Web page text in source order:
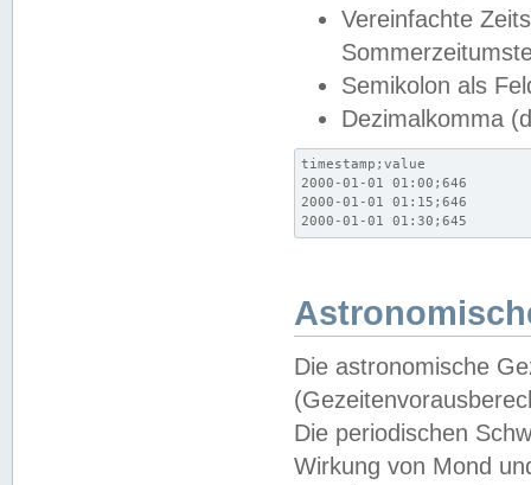
Vereinfachte
Semikolon als
Dezimalkomma
timestamp;value
2000-01-01 01:00;646
2000-01-01 01:15;646
2000-01-01 01:30;645
Die astronomische
Die periodischen
Wirkung von Mond